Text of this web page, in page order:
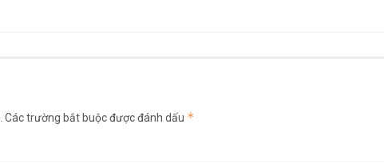
Các trường bắt buộc được đánh dấu *